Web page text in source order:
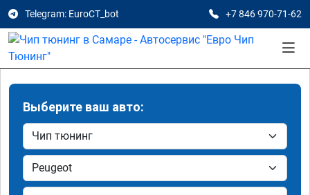
Telegram: EuroCT_bot +7 846 970-71-62
Выберите ваш авто: